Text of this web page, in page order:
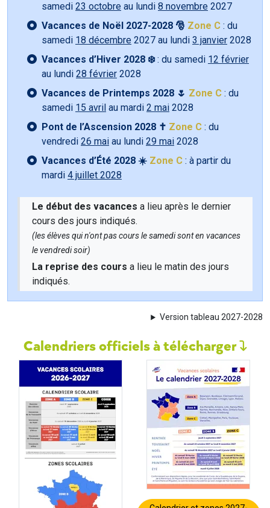
samedi 23 octobre au lundi 8 novembre 2027
Vacances de Noël 2027-2028 🎅 Zone C : du
samedi 18 décembre 2027 au lundi 3 janvier 2028
Vacances d’Hiver 2028 ❄️: du samedi 12 février
au lundi 28 février 2028
Vacances de Printemps 2028 🌷 Zone C : du
samedi 15 avril au mardi 2 mai 2028
Pont de l’Ascension 2028 ✝️ Zone C : du
vendredi 26 mai au lundi 29 mai 2028
Vacances d’Été 2028 ☀️ Zone C : à partir du
mardi 4 juillet 2028
Le début des vacances a lieu après le dernier
cours des jours indiqués.
(les élèves qui n'ont pas cours le samedi sont en vacances
le vendredi soir)
La reprise des cours a lieu le matin des jours
indiqués.
Version tableau 2027-2028
Calendriers officiels à télécharger